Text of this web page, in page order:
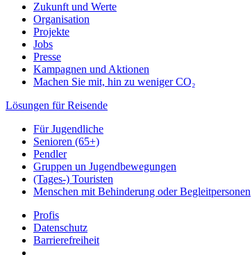
Zukunft und Werte
Organisation
Projekte
Jobs
Presse
Kampagnen und Aktionen
Machen Sie mit, hin zu weniger CO₂
Lösungen für Reisende
Für Jugendliche
Senioren (65+)
Pendler
Gruppen un Jugendbewegungen
(Tages-) Touristen
Menschen mit Behinderung oder Begleitpersonen
Profis
Datenschutz
Barrierefreiheit